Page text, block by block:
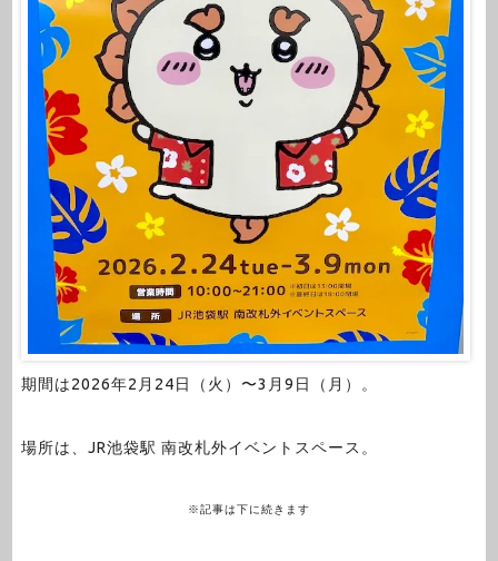
期間は2026年2月24日（火）〜3月9日（月）。
場所は、JR池袋駅 南改札外イベントスペース。
※記事は下に続きます